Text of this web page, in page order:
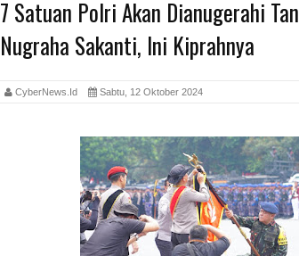
7 Satuan Polri Akan Dianugerahi
Nugraha Sakanti, Ini Kiprahnya
CyberNews.id Sabtu, 12 Oktober 2024